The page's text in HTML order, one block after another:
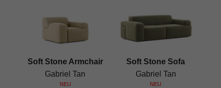
Soft Stone Armchair
Gabriel Tan
NEU
Soft Stone Sofa
Gabriel Tan
NEU